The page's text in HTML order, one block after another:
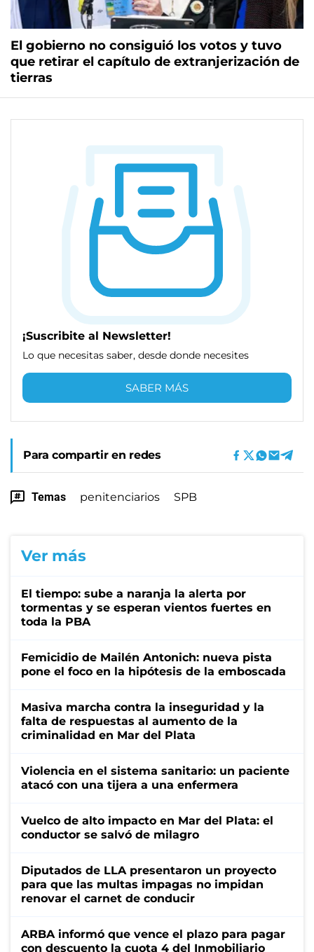
El gobierno no consiguió los votos y tuvo
que retirar el capítulo de extranjerización de
tierras
¡Suscribite al Newsletter!
Lo que necesitas saber, desde donde necesites
SABER MÁS
Para compartir en redes
Temas penitenciarios SPB
Ver más
El tiempo: sube a naranja la alerta por
tormentas y se esperan vientos fuertes en
toda la PBA
Femicidio de Mailén Antonich: nueva pista
pone el foco en la hipótesis de la emboscada
Masiva marcha contra la inseguridad y la
falta de respuestas al aumento de la
criminalidad en Mar del Plata
Violencia en el sistema sanitario: un paciente
atacó con una tijera a una enfermera
Vuelco de alto impacto en Mar del Plata: el
conductor se salvó de milagro
Diputados de LLA presentaron un proyecto
para que las multas impagas no impidan
renovar el carnet de conducir
ARBA informó que vence el plazo para pagar
con descuento la cuota 4 del Inmobiliario